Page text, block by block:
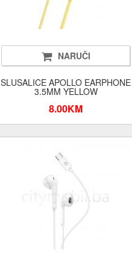
NARUČI
SLUSALICE APOLLO EARPHONE
3.5MM YELLOW
8.00KM